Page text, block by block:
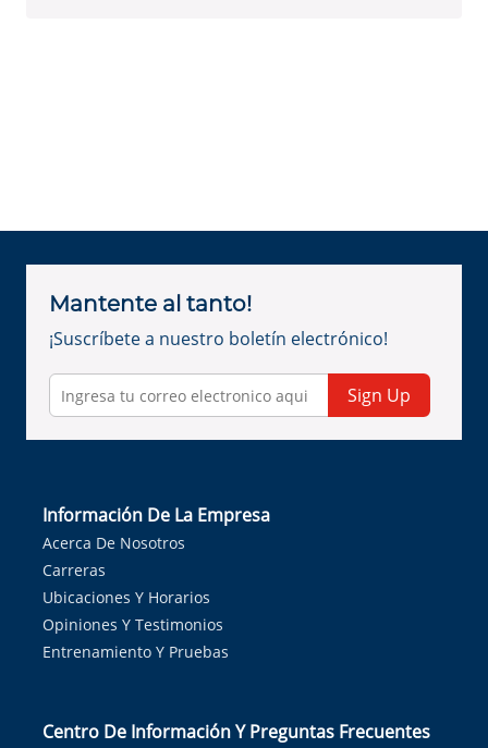
Mantente al tanto!
¡Suscríbete a nuestro boletín electrónico!
Sign Up
Información De La Empresa
Acerca De Nosotros
Carreras
Ubicaciones Y Horarios
Opiniones Y Testimonios
Entrenamiento Y Pruebas
Centro De Información Y Preguntas Frecuentes